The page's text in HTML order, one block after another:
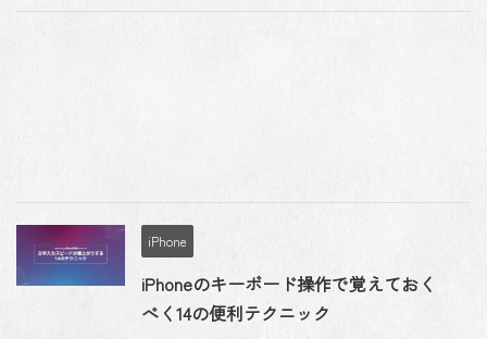
iPhone
iPhoneのキーボード操作で覚えておく
べく14の便利テクニック